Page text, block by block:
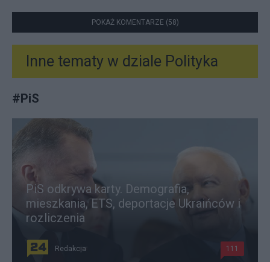
POKAŻ KOMENTARZE (58)
Inne tematy w dziale Polityka
#PiS
PiS odkrywa karty. Demografia,
mieszkania, ETS, deportacje Ukraińców i
rozliczenia
Redakcja 111